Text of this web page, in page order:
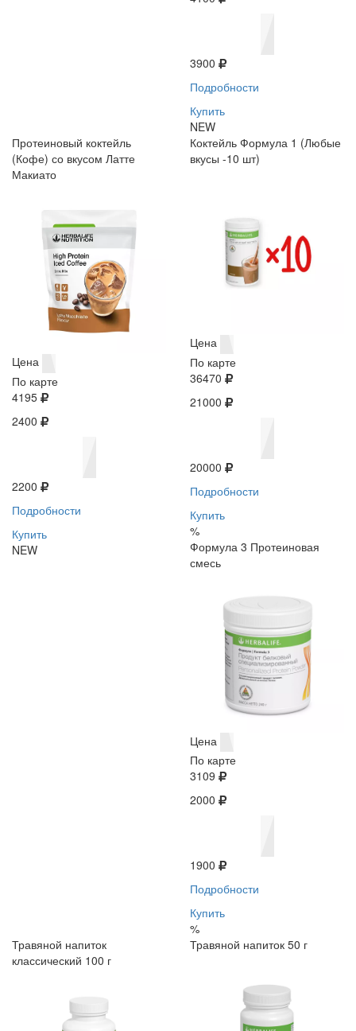
3900
Подробности
Купить
NEW
Протеиновый коктейль
(Кофе) со вкусом Латте
Макиато
Цена
По карте
4195
2400
2200
Подробности
Купить
NEW
Коктейль Формула 1 (Любые
вкусы -10 шт)
Цена
По карте
36470
21000
20000
Подробности
Купить
%
Формула 3 Протеиновая
смесь
Цена
По карте
3109
2000
1900
Подробности
Купить
%
Травяной напиток
классический 100 г
Травяной напиток 50 г